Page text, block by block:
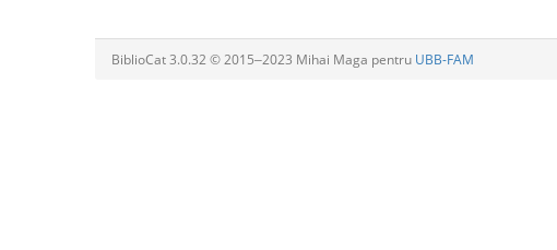
BiblioCat 3.0.32 © 2015‒2023 Mihai Maga pentru UBB-FAM